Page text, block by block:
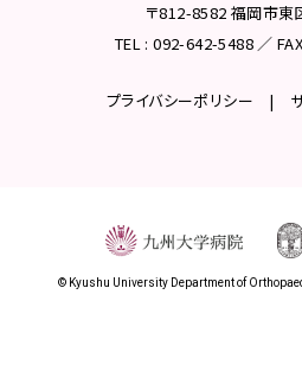
〒812-8582 福岡市東
TEL : 092-642-5488 ／
プライバシーポリシー |
© Kyushu University Department of